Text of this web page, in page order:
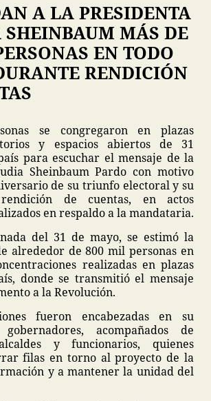
A LA PRESIDENTA
MÁS DE
EN TODO
RENDICIÓN
se congregaron en plazas
y espacios abiertos de 31
para escuchar el mensaje de la
Sheinbaum Pardo con motivo
de su triunfo electoral y su
de cuentas, en actos
en respaldo a la mandataria.
del 31 de mayo, se estimó la
alrededor de 800 mil personas en
realizadas en plazas
donde se transmitió el mensaje
a la Revolución.
fueron encabezadas en su
acompañados de
y funcionarios, quienes
filas en torno al proyecto de la
y a mantener la unidad del